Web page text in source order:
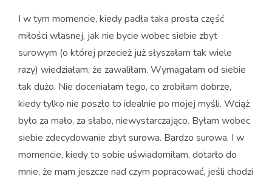
I w tym momencie, kiedy padła taka prosta część
miłości własnej, jak nie bycie wobec siebie zbyt
surowym (o której przecież już słyszałam tak wiele
razy) wiedziałam, że zawaliłam. Wymagałam od siebie
tak dużo. Nie doceniałam tego, co zrobiłam dobrze,
kiedy tylko nie poszło to idealnie po mojej myśli. Wciąż
było za mało, za słabo, niewystarczająco. Byłam wobec
siebie zdecydowanie zbyt surowa. Bardzo surowa. I w
momencie, kiedy to sobie uświadomiłam, dotarło do
mnie, że mam jeszcze nad czym popracować, jeśli chodzi